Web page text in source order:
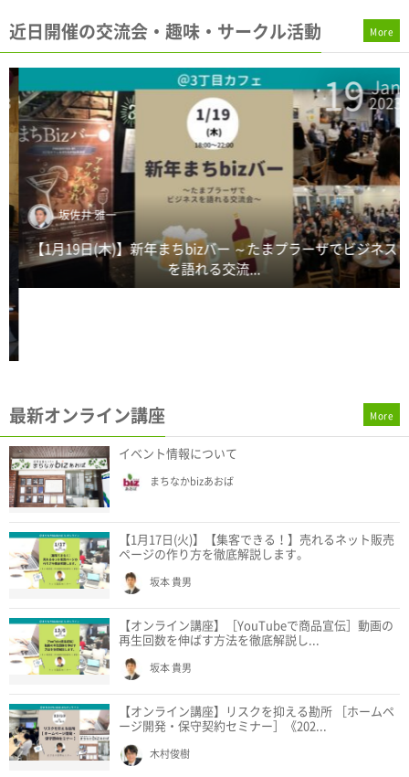
近日開催の交流会・趣味・サークル活動
19 Jan
2023
坂佐井 雅一
【1月19日(木)】新年まちbizバー ～たまプラーザでビジネス
を語れる交流...
More
最新オンライン講座
イベント情報について
まちなかbizあおば
【1月17日(火)】【集客できる！】売れるネット販売
ページの作り方を徹底解説します。
坂本 貴男
【オンライン講座】［YouTubeで商品宣伝］動画の
再生回数を伸ばす方法を徹底解説し...
坂本 貴男
【オンライン講座】リスクを抑える勘所 ［ホームペ
ージ開発・保守契約セミナー］《202...
木村俊樹
More